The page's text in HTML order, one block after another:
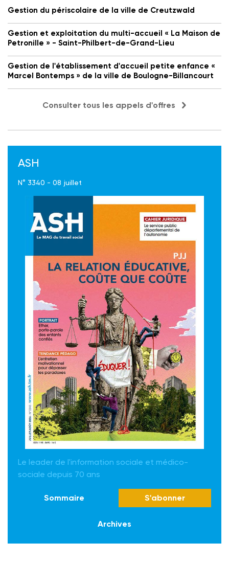
Gestion du périscolaire de la ville de Creutzwald
Gestion et exploitation du multi-accueil « La Maison de
Petronille » - Saint-Philbert-de-Grand-Lieu
Gestion de l'établissement d'accueil petite enfance «
Marcel Bontemps » de la ville de Boulogne-Billancourt
Consulter tous les appels d'offres
ASH
N° 3340 - 08 juillet
Le leader de l'information sociale et médico-
sociale depuis 70 ans
Sommaire S'abonner
Archives